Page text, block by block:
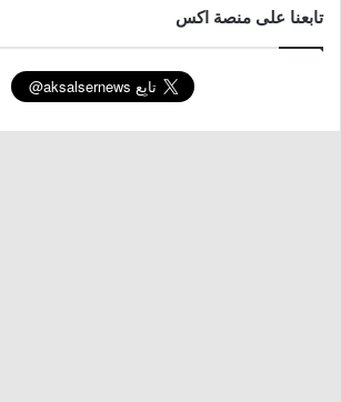
تابعنا على منصة اكس